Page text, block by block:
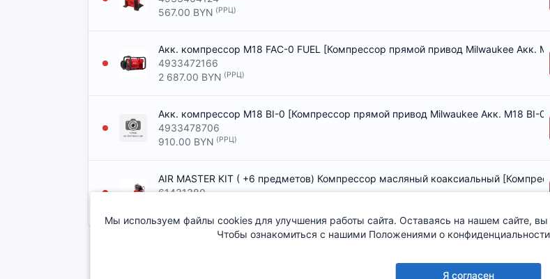
567.00 BYN (РРЦ)
Акк. компрессор M18 FAC-0 FUEL [Компрессор прямой привод Milwaukee Акк.
4933472166
2 687.00 BYN (РРЦ)
Акк. компрессор M18 BI-0 [Компрессор прямой привод Milwaukee Акк. M18 BI-0]
4933478706
910.00 BYN (РРЦ)
AIR MASTER KIT ( +6 предметов) Компрессор масляный коаксиальный
61431380
О компании
Мы используем файлы cookies для улучшения работы сайта. Оставаясь на нашем сайте,
Чтобы ознакомиться с нашими Положениями о
Я согласен